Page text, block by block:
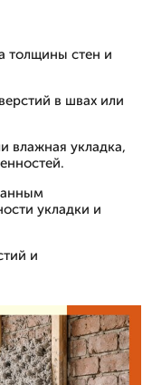
толщины стен и
в швах или
влажная укладка,
укладки и
и